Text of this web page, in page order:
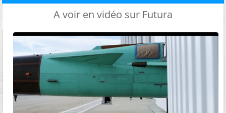
A voir en vidéo sur Futura